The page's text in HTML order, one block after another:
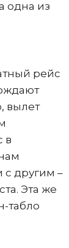
одна из
рейс
вылет
в
с другим –
Эта же
табло